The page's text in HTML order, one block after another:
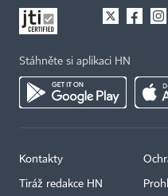
Stáhněte si aplikaci HN
Kontakty
Tiráž redakce HN